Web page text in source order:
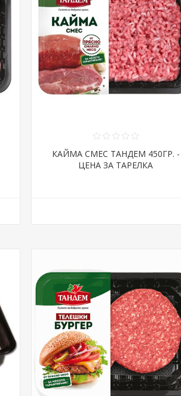
КАЙМА СМЕС ТАНДЕМ 450ГР. -
ЦЕНА ЗА ТАРЕЛКА